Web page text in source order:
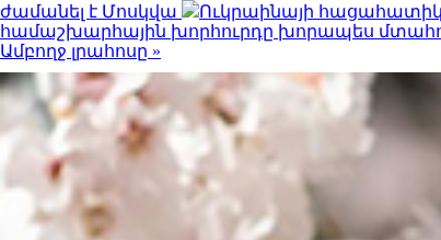
ժամանել է Մոսկվա
Ուկրաինայի
համաշխարհային խորհուրդը խորապես
Ամբողջ լրահոսը »